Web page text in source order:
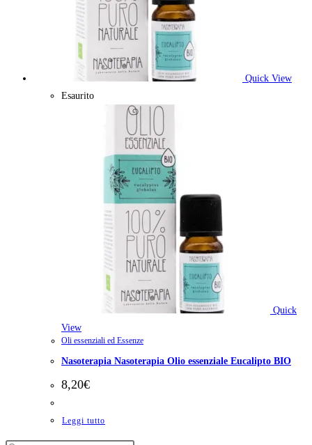
Quick View
Esaurito
Quick
View
Oli essenziali ed Essenze
Nasoterapia Nasoterapia Olio essenziale Eucalipto BIO
8,20€
Leggi tutto